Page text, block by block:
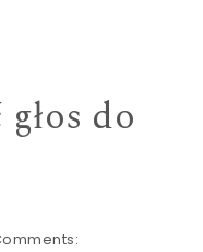
do